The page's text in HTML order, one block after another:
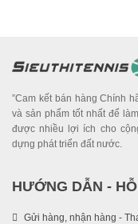
”Cam kết bán hàng Chính
và sản phẩm tốt nhất để
được nhiều lợi ích cho
dựng phát triển đất nước.
HƯỚNG DẪN -
Gửi hàng, nhận hàng -